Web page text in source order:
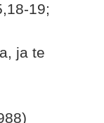
19;
ja te